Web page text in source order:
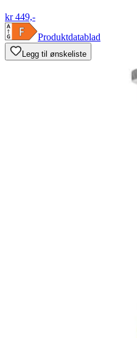
kr 449,-
Produktdatablad
Legg til ønskeliste